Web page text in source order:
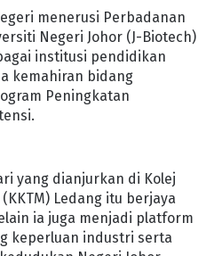
menerusi Perbadanan
Negeri Johor (J-Biotech)
institusi pendidikan
kemahiran bidang
Peningkatan
yang dianjurkan di Kolej
Ledang itu berjaya
ia juga menjadi platform
keperluan industri serta